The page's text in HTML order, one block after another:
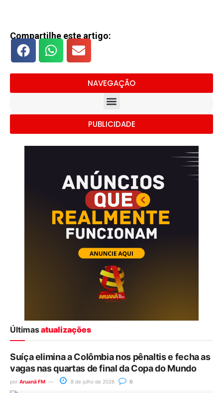
Compartilhe este artigo:
NAVEGAÇÃO
PUBLICIDADE
Últimasatualizações
Suíça elimina a Colômbia nos pênaltis e fecha as
vagas nas quartas de final da Copa do Mundo
por Aruanã FM 8 de julho de 2026 0